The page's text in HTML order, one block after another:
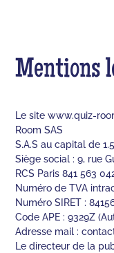
Mentions
Le site www.quiz-
Room SAS
S.A.S au capital de
Siège social : 9, rue
RCS Paris 841 563
Numéro de TVA
Numéro SIRET :
Code APE : 9329Z
Adresse mail :
Le directeur de la